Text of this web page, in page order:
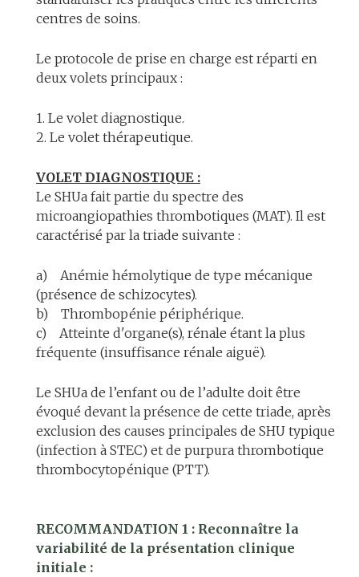
centres de soins.
Le protocole de prise en charge est réparti en
deux volets principaux :
1. Le volet diagnostique.
2. Le volet thérapeutique.
VOLET DIAGNOSTIQUE :
Le SHUa fait partie du spectre des
microangiopathies thrombotiques (MAT). Il est
caractérisé par la triade suivante :
a) Anémie hémolytique de type mécanique
(présence de schizocytes).
b) Thrombopénie périphérique.
c) Atteinte d'organe(s), rénale étant la plus
fréquente (insuffisance rénale aiguë).
Le SHUa de l’enfant ou de l’adulte doit être
évoqué devant la présence de cette triade, après
exclusion des causes principales de SHU typique
(infection à STEC) et de purpura thrombotique
thrombocytopénique (PTT).
RECOMMANDATION 1 : Reconnaître la
variabilité de la présentation clinique
initiale :